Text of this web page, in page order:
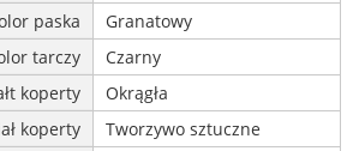
paska
Granatowy
tarczy
Czarny
koperty
Okrągła
koperty
Tworzywo sztuczne